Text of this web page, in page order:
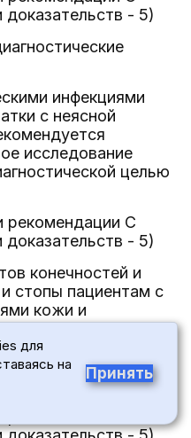
- 5)
инфекциями
с неясной
исследование
целью
рекомендации C
- 5)
конечностей и
стопы пациентам с
кожи и
кисти или стопы в
структур [2, 7].
для
на
Принять